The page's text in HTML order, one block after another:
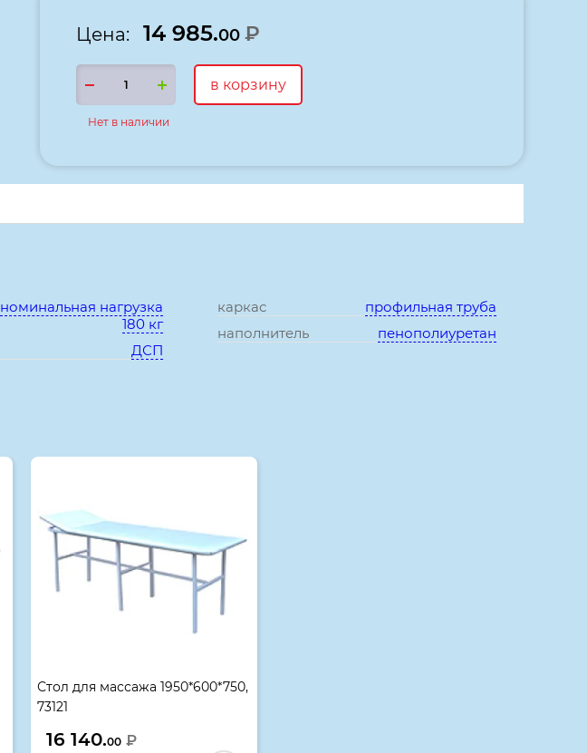
Цена: 14 985.00 ₽
в корзину
Нет в наличии
номинальная нагрузка
180 кг
ДСП
каркас
профильная труба
наполнитель
пенополиуретан
Стол для массажа 1950*600*750,
73121
16 140.00 ₽